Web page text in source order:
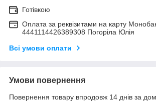
Готівкою
Оплата за реквізитами на карту
4441114426389308 Погоріла Юлія
Всі умови оплати
Умови повернення
Повернення товару впродовж 14 днів за